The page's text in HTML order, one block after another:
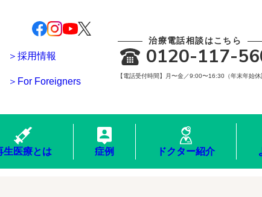
＞採用情報
＞For Foreigners
治療電話相談はこちら
0120-117-
【電話受付時間】月〜金／9:00〜16:30（年末年始休
生医療とは 症例 ドクター紹介